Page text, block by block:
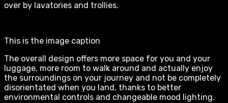
over by lavatories and trollies.
This is the image caption
The overall design offers more space for you and your
luggage, more room to walk around and actually enjoy
the surroundings on your journey and not be completely
disorientated when you land, thanks to better
environmental controls and changeable mood lighting.